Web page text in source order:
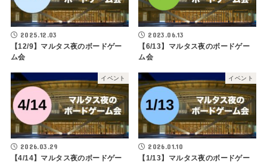
2025.12.03
【12/9】マルタス夜のボードゲー
ム会
2023.06.13
【6/13】マルタス夜のボードゲー
ム会
イベント
2026.03.29
【4/14】マルタス夜のボードゲー
イベント
2026.01.10
【1/13】マルタス夜のボードゲー